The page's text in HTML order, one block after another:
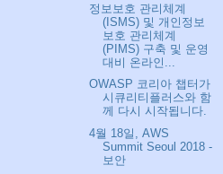
정보보호 관리체계
(ISMS) 및 개인정보
보호 관리체계
(PIMS) 구축 및 운영
대비 온라인...
OWASP 코리아 챕터가
시큐리티플러스와 함
께 다시 시작됩니다.
4월 18일, AWS
Summit Seoul 2018 -
보안